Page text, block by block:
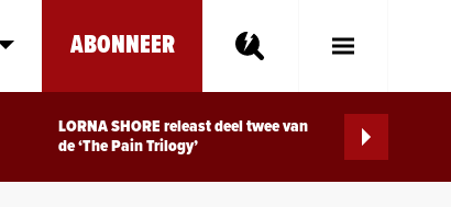
ABONNEER
Toggle
LORNA SHORE releast deel twee van
de ‘The Pain Trilogy’